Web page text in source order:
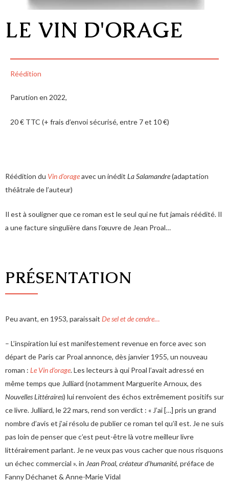
LE VIN D'ORAGE
Réédition
Parution en 2022,
20 € TTC (+ frais d’envoi sécurisé, entre 7 et 10 €)
Réédition du Vin d’orageavec un inédit La Salamandre(adaptation
théâtrale de l’auteur)
Il est à souligner que ce roman est le seul qui ne fut jamais réédité. Il
a une facture singulière dans l’œuvre de Jean Proal…
PRÉSENTATION
Peu avant, en 1953, paraissait De sel et de cendre…
– L’inspiration lui est manifestement revenue en force avec son
départ de Paris car Proal annonce, dès janvier 1955, un nouveau
roman : Le Vin d’orage. Les lecteurs à qui Proal l’avait adressé en
même temps que Julliard (notamment Marguerite Arnoux, des
Nouvelles Littéraires) lui renvoient des échos extrêmement positifs sur
ce livre. Julliard, le 22 mars, rend son verdict : « J’ai […] pris un grand
nombre d’avis et j’ai résolu de publier ce roman tel qu’il est. Je ne suis
pas loin de penser que c’est peut-être là votre meilleur livre
littérairement parlant. Je ne veux pas vous cacher que nous risquons
un échec commercial ». in Jean Proal, créateur d’humanité, préface de
Fanny Déchanet & Anne-Marie Vidal